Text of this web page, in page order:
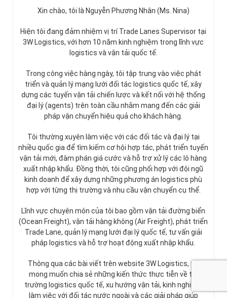
Xin chào, tôi là Nguyễn Phương Nhân (Ms. Nina)
Hiện tôi đang đảm nhiệm vị trí Trade Lanes Supervisor tại
3W Logistics, với hơn 10 năm kinh nghiệm trong lĩnh vực
logistics và vận tải quốc tế.
Trong công việc hàng ngày, tôi tập trung vào việc phát
triển và quản lý mạng lưới đối tác logistics quốc tế, xây
dựng các tuyến vận tải chiến lược và kết nối với hệ thống
đại lý (agents) trên toàn cầu nhằm mang đến các giải
pháp vận chuyển hiệu quả cho khách hàng.
Tôi thường xuyên làm việc với các đối tác và đại lý tại
nhiều quốc gia để tìm kiếm cơ hội hợp tác, phát triển tuyến
vận tải mới, đàm phán giá cước và hỗ trợ xử lý các lô hàng
xuất nhập khẩu. Đồng thời, tôi cũng phối hợp với đội ngũ
kinh doanh để xây dựng những phương án logistics phù
hợp với từng thị trường và nhu cầu vận chuyển cụ thể.
Lĩnh vực chuyên môn của tôi bao gồm vận tải đường biển
(Ocean Freight), vận tải hàng không (Air Freight), phát triển
Trade Lane, quản lý mạng lưới đại lý quốc tế, tư vấn giải
pháp logistics và hỗ trợ hoạt động xuất nhập khẩu.
Thông qua các bài viết trên website 3W Logistics, tôi
mong muốn chia sẻ những kiến thức thực tiễn về thị
trường logistics quốc tế, xu hướng vận tải, kinh nghiệm
làm việc với đối tác nước ngoài và các giải pháp giúp